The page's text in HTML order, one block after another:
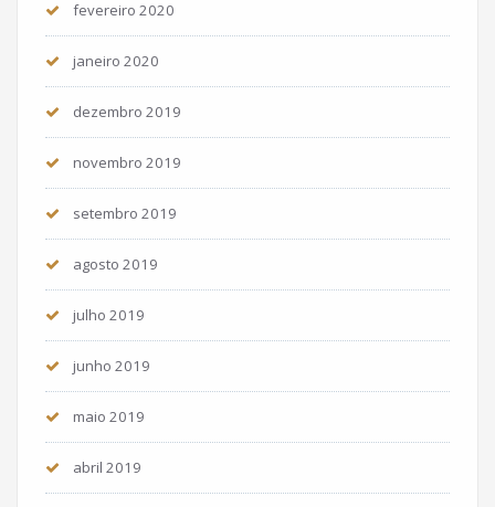
fevereiro 2020
janeiro 2020
dezembro 2019
novembro 2019
setembro 2019
agosto 2019
julho 2019
junho 2019
maio 2019
abril 2019